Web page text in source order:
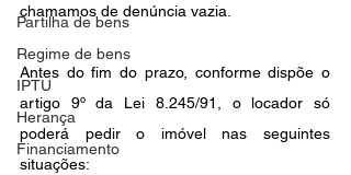
Partilha de bens
Regime de bens
IPTU
Herança
Financiamento
chamamos de denúncia vazia.
Antes do fim do prazo, conforme dispõe o
artigo 9º da Lei 8.245/91, o locador só
poderá pedir o imóvel nas seguintes
situações: